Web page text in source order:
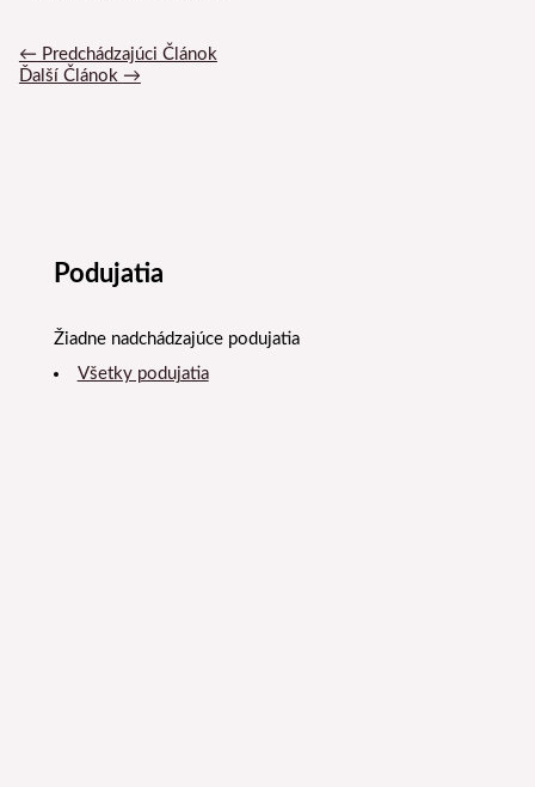
← Predchádzajúci Článok
Ďalší Článok →
Podujatia
Žiadne nadchádzajúce podujatia
Všetky podujatia